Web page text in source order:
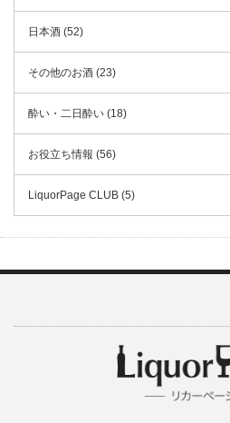
日本酒 (52)
その他のお酒 (23)
酔い・二日酔い (18)
お役立ち情報 (56)
LiquorPage CLUB (5)